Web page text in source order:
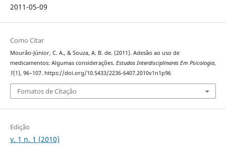
2011-05-09
Como Citar
Mourão-Júnior, C. A., & Souza, A. B. de. (2011). Adesão ao uso de
medicamentos: Algumas considerações. Estudos Interdisciplinares Em Psicologia,
1(1), 96–107. https://doi.org/10.5433/2236-6407.2010v1n1p96
Fomatos de Citação
Edição
v. 1 n. 1 (2010)